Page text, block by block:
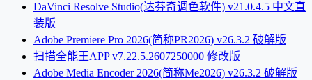
DaVinci Resolve Studio(达芬奇调色软件) v21.0.4.5 中文直
装版
Adobe Premiere Pro 2026(简称PR2026) v26.3.2 破解版
扫描全能王APP v7.22.5.2607250000 修改版
Adobe Media Encoder 2026(简称Me2026) v26.3.2 破解版